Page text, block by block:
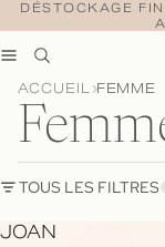
DÉSTOCKAGE
ACCUEIL FEMME
TOUS LES FILTRES
JOAN